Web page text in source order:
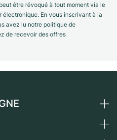
être révoqué à tout moment via le
En vous inscrivant à la
avez lu notre politique de
de recevoir des offres